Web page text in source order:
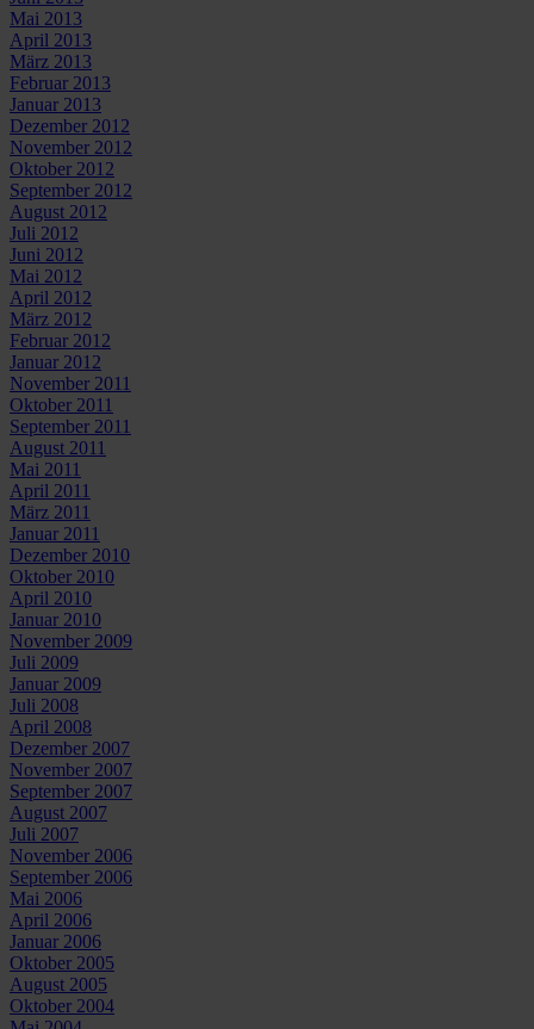
Mai 2013
April 2013
März 2013
Februar 2013
Januar 2013
Dezember 2012
November 2012
Oktober 2012
September 2012
August 2012
Juli 2012
Juni 2012
Mai 2012
April 2012
März 2012
Februar 2012
Januar 2012
November 2011
Oktober 2011
September 2011
August 2011
Mai 2011
April 2011
März 2011
Januar 2011
Dezember 2010
Oktober 2010
April 2010
Januar 2010
November 2009
Juli 2009
Januar 2009
Juli 2008
April 2008
Dezember 2007
November 2007
September 2007
August 2007
Juli 2007
November 2006
September 2006
Mai 2006
April 2006
Januar 2006
Oktober 2005
August 2005
Oktober 2004